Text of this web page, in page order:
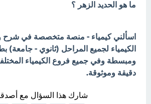
ما هو الحديد الزهر ؟
اسألني كيمياء - منصة متخصصة في شرح
الكيمياء لجميع المراحل (ثانوي - جامعة)
ومبسطة وفي جميع فروع الكيمياء
دقيقة وموثوقة.
شارك هذا السؤال مع